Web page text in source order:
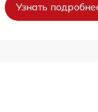
Узнать